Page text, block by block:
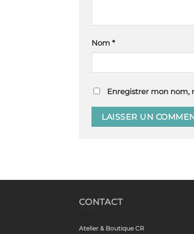
Nom *
Enregistrer mon nom,
CONTACT
Atelier & Boutique CR